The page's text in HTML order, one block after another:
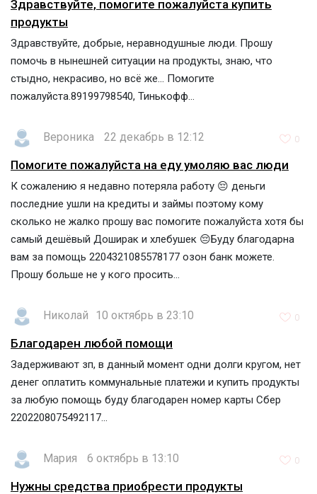
Здравствуйте, помогите пожалуйста купить
продукты
Здравствуйте, добрые, неравнодушные люди. Прошу
помочь в нынешней ситуации на продукты, знаю, что
стыдно, некрасиво, но всё же... Помогите
пожалуйста.89199798540, Тинькофф...
Вероника 22 декабрь в 12:12 0
Помогите пожалуйста на еду умоляю вас люди
К сожалению я недавно потеряла работу 😔 деньги
последние ушли на кредиты и займы поэтому кому
сколько не жалко прошу вас помогите пожалуйста хотя бы
самый дешёвый Доширак и хлебушек 😔Буду благодарна
вам за помощь 2204321085578177 озон банк можете.
Прошу больше не у кого просить...
Николай 10 октябрь в 23:10 0
Благодарен любой помощи
Задерживают зп, в данный момент одни долги кругом, нет
денег оплатить коммунальные платежи и купить продукты
за любую помощь буду благодарен номер карты Сбер
2202208075492117...
Мария 6 октябрь в 13:10 0
Нужны средства приобрести продукты